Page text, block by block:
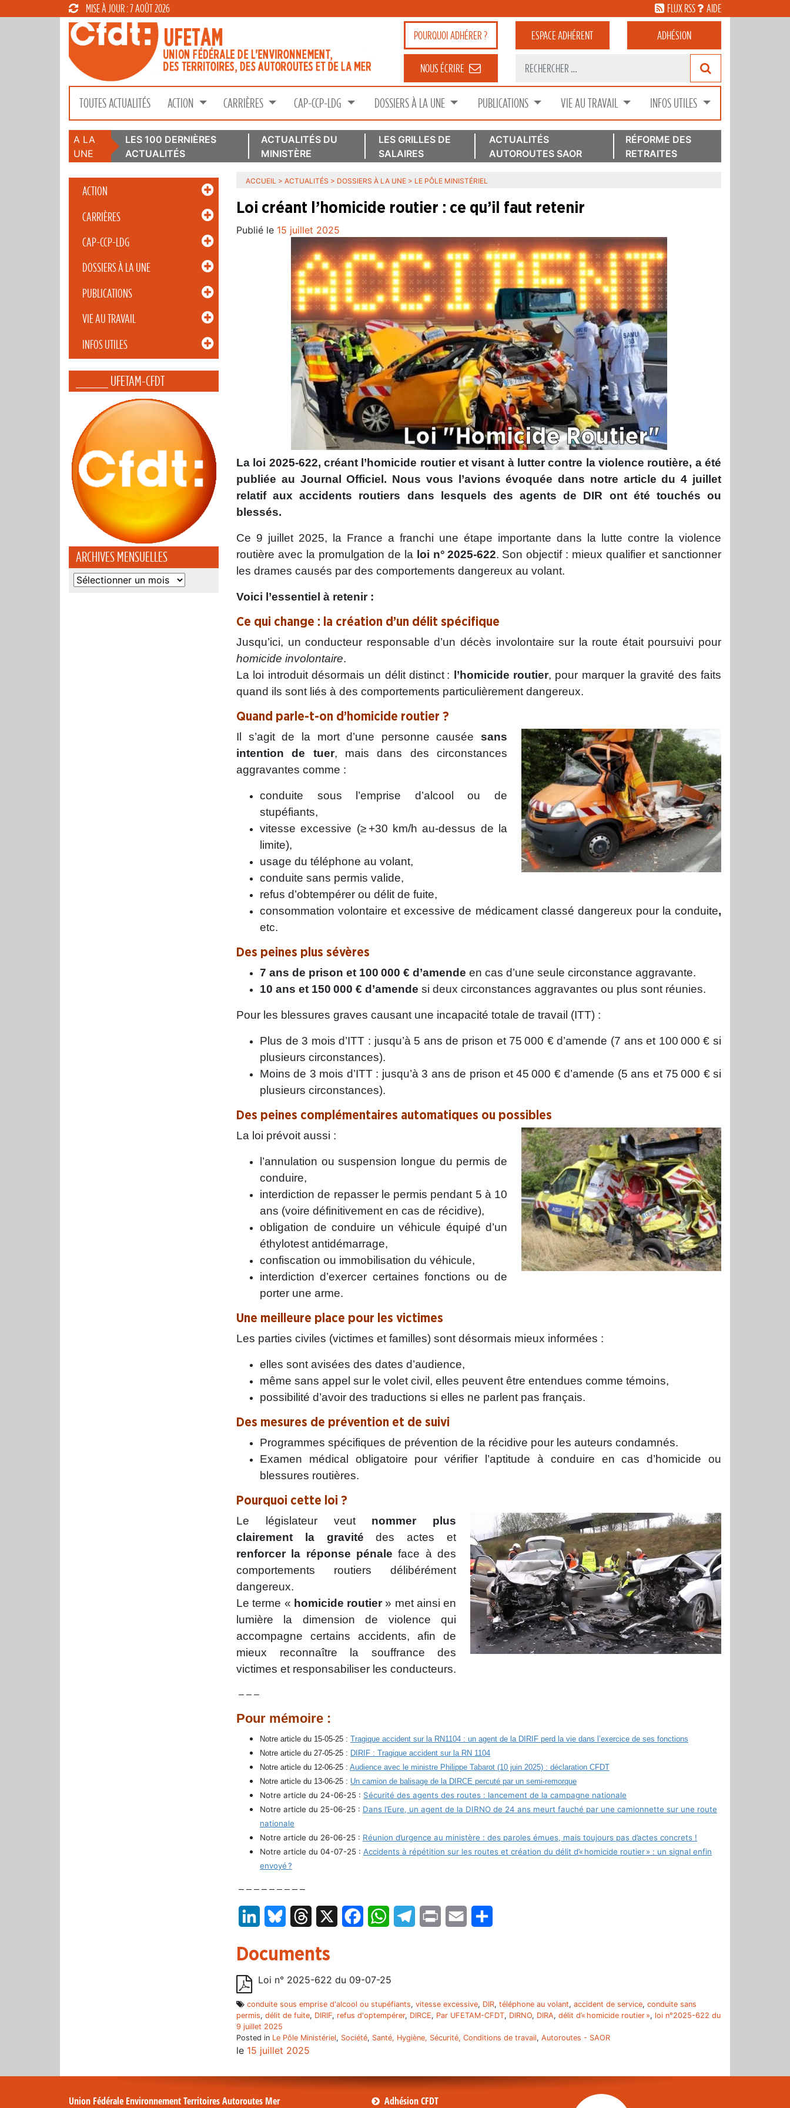
MISE À JOUR : 7 AOÛT 2026 FLUX RSS AIDE
POURQUOIADHÉRER ? ESPACEADHÉRENT ADHÉSION
NOUS ÉCRIRE
TOUTES ACTUALITÉS ACTION CARRIÈRES CAP-CCP-LDG DOSSIERS À LA UNE PUBLICATIONS VIE AU TRAVAIL INFOS UTILES
A LA
UNE
LES 100 DERNIÈRES
ACTUALITÉS
ACTUALITÉS DU
MINISTÈRE
LES GRILLES DE
SALAIRES
ACTUALITÉS
AUTOROUTES SAOR
RÉFORME DES
RETRAITES
ACTION
CARRIÈRES
CAP-CCP-LDG
DOSSIERS À LA UNE
PUBLICATIONS
VIE AU TRAVAIL
INFOS UTILES
_____ UFETAM-CFDT
ARCHIVES MENSUELLES
Archives
ACCUEIL > ACTUALITÉS > DOSSIERS À LA UNE > LE PÔLE MINISTÉRIEL
Loi créant l’homicide routier : ce qu’il faut retenir
Publié le 15 juillet 2025
La loi 2025-622, créant l’homicide routier et visant à lutter contre la violence routière, a été
publiée au Journal Officiel. Nous vous l’avions évoquée dans notre article du 4 juillet
relatif aux accidents routiers dans lesquels des agents de DIR ont été touchés ou
blessés.
Ce 9 juillet 2025, la France a franchi une étape importante dans la lutte contre la violence
routière avec la promulgation de la loi n° 2025‑622. Son objectif : mieux qualifier et sanctionner
les drames causés par des comportements dangereux au volant.
Voici l’essentiel à retenir :
Ce qui change : la création d’un délit spécifique
Jusqu’ici, un conducteur responsable d’un décès involontaire sur la route était poursuivi pour
homicide involontaire.
La loi introduit désormais un délit distinct : l’homicide routier, pour marquer la gravité des faits
quand ils sont liés à des comportements particulièrement dangereux.
Quand parle-t-on d’homicide routier ?
Il s’agit de la mort d’une personne causée sans
intention de tuer, mais dans des circonstances
aggravantes comme :
conduite sous l’emprise d’alcool ou de
stupéfiants,
vitesse excessive (≥ +30 km/h au-dessus de la
limite),
usage du téléphone au volant,
conduite sans permis valide,
refus d’obtempérer ou délit de fuite,
consommation volontaire et excessive de médicament classé dangereux pour la conduite,
etc.
Des peines plus sévères
7 ans de prison et 100 000 € d’amende en cas d’une seule circonstance aggravante.
10 ans et 150 000 € d’amende si deux circonstances aggravantes ou plus sont réunies.
Pour les blessures graves causant une incapacité totale de travail (ITT) :
Plus de 3 mois d’ITT : jusqu’à 5 ans de prison et 75 000 € d’amende (7 ans et 100 000 € si
plusieurs circonstances).
Moins de 3 mois d’ITT : jusqu’à 3 ans de prison et 45 000 € d’amende (5 ans et 75 000 € si
plusieurs circonstances).
Des peines complémentaires automatiques ou possibles
La loi prévoit aussi :
l’annulation ou suspension longue du permis de
conduire,
interdiction de repasser le permis pendant 5 à 10
ans (voire définitivement en cas de récidive),
obligation de conduire un véhicule équipé d’un
éthylotest antidémarrage,
confiscation ou immobilisation du véhicule,
interdiction d’exercer certaines fonctions ou de
porter une arme.
Une meilleure place pour les victimes
Les parties civiles (victimes et familles) sont désormais mieux informées :
elles sont avisées des dates d’audience,
même sans appel sur le volet civil, elles peuvent être entendues comme témoins,
possibilité d’avoir des traductions si elles ne parlent pas français.
Des mesures de prévention et de suivi
Programmes spécifiques de prévention de la récidive pour les auteurs condamnés.
Examen médical obligatoire pour vérifier l’aptitude à conduire en cas d’homicide ou
blessures routières.
Pourquoi cette loi ?
Le législateur veut nommer plus
clairement la gravité des actes et
renforcer la réponse pénale face à des
comportements routiers délibérément
dangereux.
Le terme « homicide routier» met ainsi en
lumière la dimension de violence qui
accompagne certains accidents, afin de
mieux reconnaître la souffrance des
victimes et responsabiliser les conducteurs.
– – –
Pour mémoire :
Notre article du 15-05-25 : Tragique accident sur la RN1104 : un agent de la DIRIF perd la vie dans l’exercice de ses fonctions
Notre article du 27-05-25 : DIRIF : Tragique accident sur la RN 1104
Notre article du 12-06-25 : Audience avec le ministre Philippe Tabarot (10 juin 2025) : déclaration CFDT
Notre article du 13-06-25 : Un camion de balisage de la DIRCE percuté par un semi-remorque
Notre article du 24-06-25 : Sécurité des agents des routes : lancement de la campagne nationale
Notre article du 25-06-25 : Dans l’Eure, un agent de la DIRNO de 24 ans meurt fauché par une camionnette sur une route
nationale
Notre article du 26-06-25 : Réunion d’urgence au ministère : des paroles émues, mais toujours pas d’actes concrets !
Notre article du 04-07-25 : Accidents à répétition sur les routes et création du délit d’« homicide routier » : un signal enfin
envoyé ?
– – – – – – – – –
LinkedInBluesky Threads FacebookWhatsAppTelegram
Print Email
Documents
Loi n° 2025-622 du 09-07-25
conduite sous emprise d'alcool ou stupéfiants, vitesse excessive, DIR, téléphone au volant, accident de service, conduite sans
permis, délit de fuite, DIRIF, refus d'optempérer, DIRCE, Par UFETAM-CFDT, DIRNO, DIRA, délit d’« homicide routier », loi n°2025-622 du
9 juillet 2025
Posted in Le Pôle Ministériel, Société, Santé, Hygiène, Sécurité, Conditions de travail, Autoroutes - SAOR
le 15 juillet 2025
Union Fédérale Environnement Territoires Autoroutes Mer Adhésion CFDT